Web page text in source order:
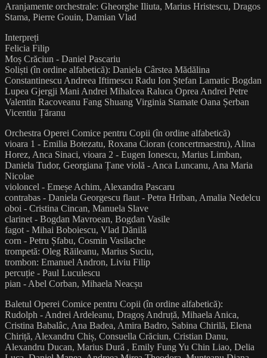
Aranjamente orchestrale: Gheorghe Iliuta, Marius Hristescu, Dragos
Stama, Pierre Gouin, Damian Vlad
Interpreți
Felicia Filip
Moș Crăciun - Daniel Pascariu
Soliști (în ordine alfabetică): Daniela Cârstea Mădălina
Constantinescu Andreea Iftimescu Radu Ion Ștefan Lamatic Bogdan
Lupea Gjergji Mani Andrei Mihalcea Raluca Oprea Andrei Petre
Valentin Racoveanu Fang Shuang Virginia Stamate Oana Șerban
Vicentiu Țăranu
Orchestra Operei Comice pentru Copii (în ordine alfabetică)
vioara 1 - Emilia Botezatu, Roxana Cioran (concertmaestru), Alina
Horez, Anca Sinaci, vioara 2 - Eugen Ionescu, Marius Limban,
Daniela Tudor, Georgiana Țane violă - Anca Luncanu, Ana Maria
Nicolae
violoncel - Emeșe Achim, Alexandra Pascaru
contrabas - Daniela Georgescu flaut - Petra Hriban, Amalia Nedelcu
oboi - Cristina Cincan, Manuela Slave
clarinet - Bogdan Mavroean, Bogdan Vasile
fagot - Mihai Boboiescu, Vlad Dănilă
corn - Petru Șfabu, Cosmin Vasilache
trompetă: Oleg Răileanu, Marius Suciu,
trombon: Emanuel Andron, Liviu Filip
percuție - Paul Luculescu
pian - Abel Corban, Mihaela Neacșu
Baletul Operei Comice pentru Copii (în ordine alfabetică):
Rudolph - Andrei Ardeleanu, Dragoș Andruță, Mihaela Anica,
Cristina Babalâc, Ana Badea, Amira Badro, Sabina Chirilă, Elena
Chiriță, Alexandru Chiș, Consuella Crăciun, Cristian Danu,
Alexandru Ducan, Marius Dură , Emily Fung Yu Chin Liao, Delia